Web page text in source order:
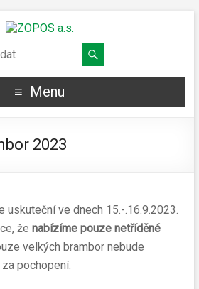
Menu
2023
uskuteční ve dnech 15.-.16.9.2023.
že nabízíme pouze netříděné
velkých brambor nebude
pochopení.